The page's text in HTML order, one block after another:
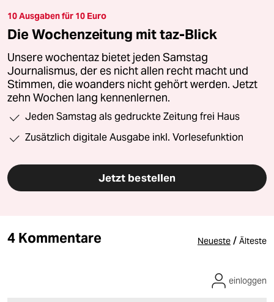
10 Ausgaben für 10 Euro
Die Wochenzeitung mit taz-Blick
Unsere wochentaz bietet jeden Samstag
Journalismus, der es nicht allen recht macht und
Stimmen, die woanders nicht gehört werden. Jetzt
zehn Wochen lang kennenlernen.
Jeden Samstag als gedruckte Zeitung frei Haus
Zusätzlich digitale Ausgabe inkl. Vorlesefunktion
Jetzt bestellen
4 Kommentare Neueste / Älteste
einloggen